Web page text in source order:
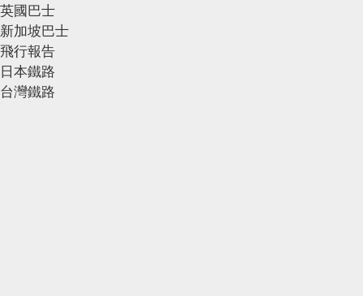
英國巴士
新加坡巴士
飛行報告
日本鐵路
台灣鐵路